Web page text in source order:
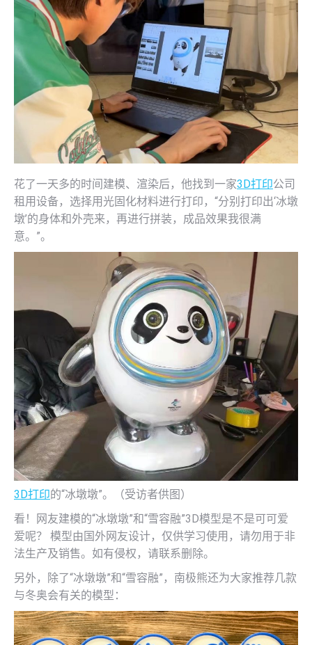
花了一天多的时间建模、渲染后，他找到一家3D打印公司
租用设备，选择用光固化材料进行打印，“分别打印出‘冰墩
墩’的身体和外壳来，再进行拼装，成品效果我很满
意。”。
3D打印的“冰墩墩”。（受访者供图）
看！网友建模的“冰墩墩”和“雪容融”3D模型是不是可可爱
爱呢？ 模型由国外网友设计，仅供学习使用，请勿用于非
法生产及销售。如有侵权，请联系删除。
另外，除了“冰墩墩”和“雪容融”，南极熊还为大家推荐几款
与冬奥会有关的模型：